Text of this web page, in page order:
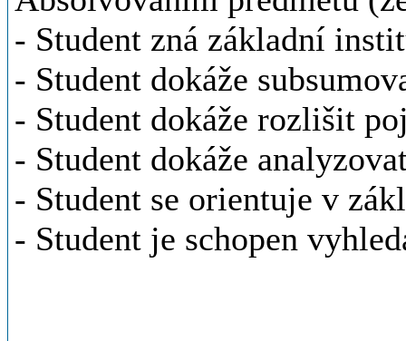
- Student zná základní
- Student dokáže
- Student dokáže rozlišit
- Student dokáže
- Student se orientuje v
- Student je schopen